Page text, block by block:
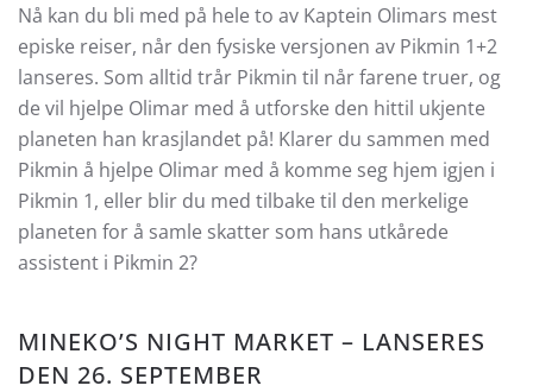
Nå kan du bli med på hele to av Kaptein Olimars mest
episke reiser, når den fysiske versjonen av Pikmin 1+2
lanseres. Som alltid trår Pikmin til når farene truer, og
de vil hjelpe Olimar med å utforske den hittil ukjente
planeten han krasjlandet på! Klarer du sammen med
Pikmin å hjelpe Olimar med å komme seg hjem igjen i
Pikmin 1, eller blir du med tilbake til den merkelige
planeten for å samle skatter som hans utkårede
assistent i Pikmin 2?
MINEKO’S NIGHT MARKET – LANSERES
DEN 26. SEPTEMBER